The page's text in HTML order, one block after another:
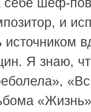
и
источником
Я знаю,